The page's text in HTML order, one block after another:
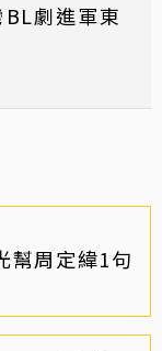
劇進軍東
幫周定緯1句